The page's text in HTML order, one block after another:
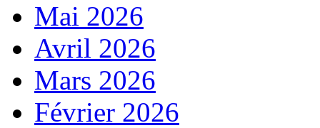
Mai 2026
Avril 2026
Mars 2026
Février 2026